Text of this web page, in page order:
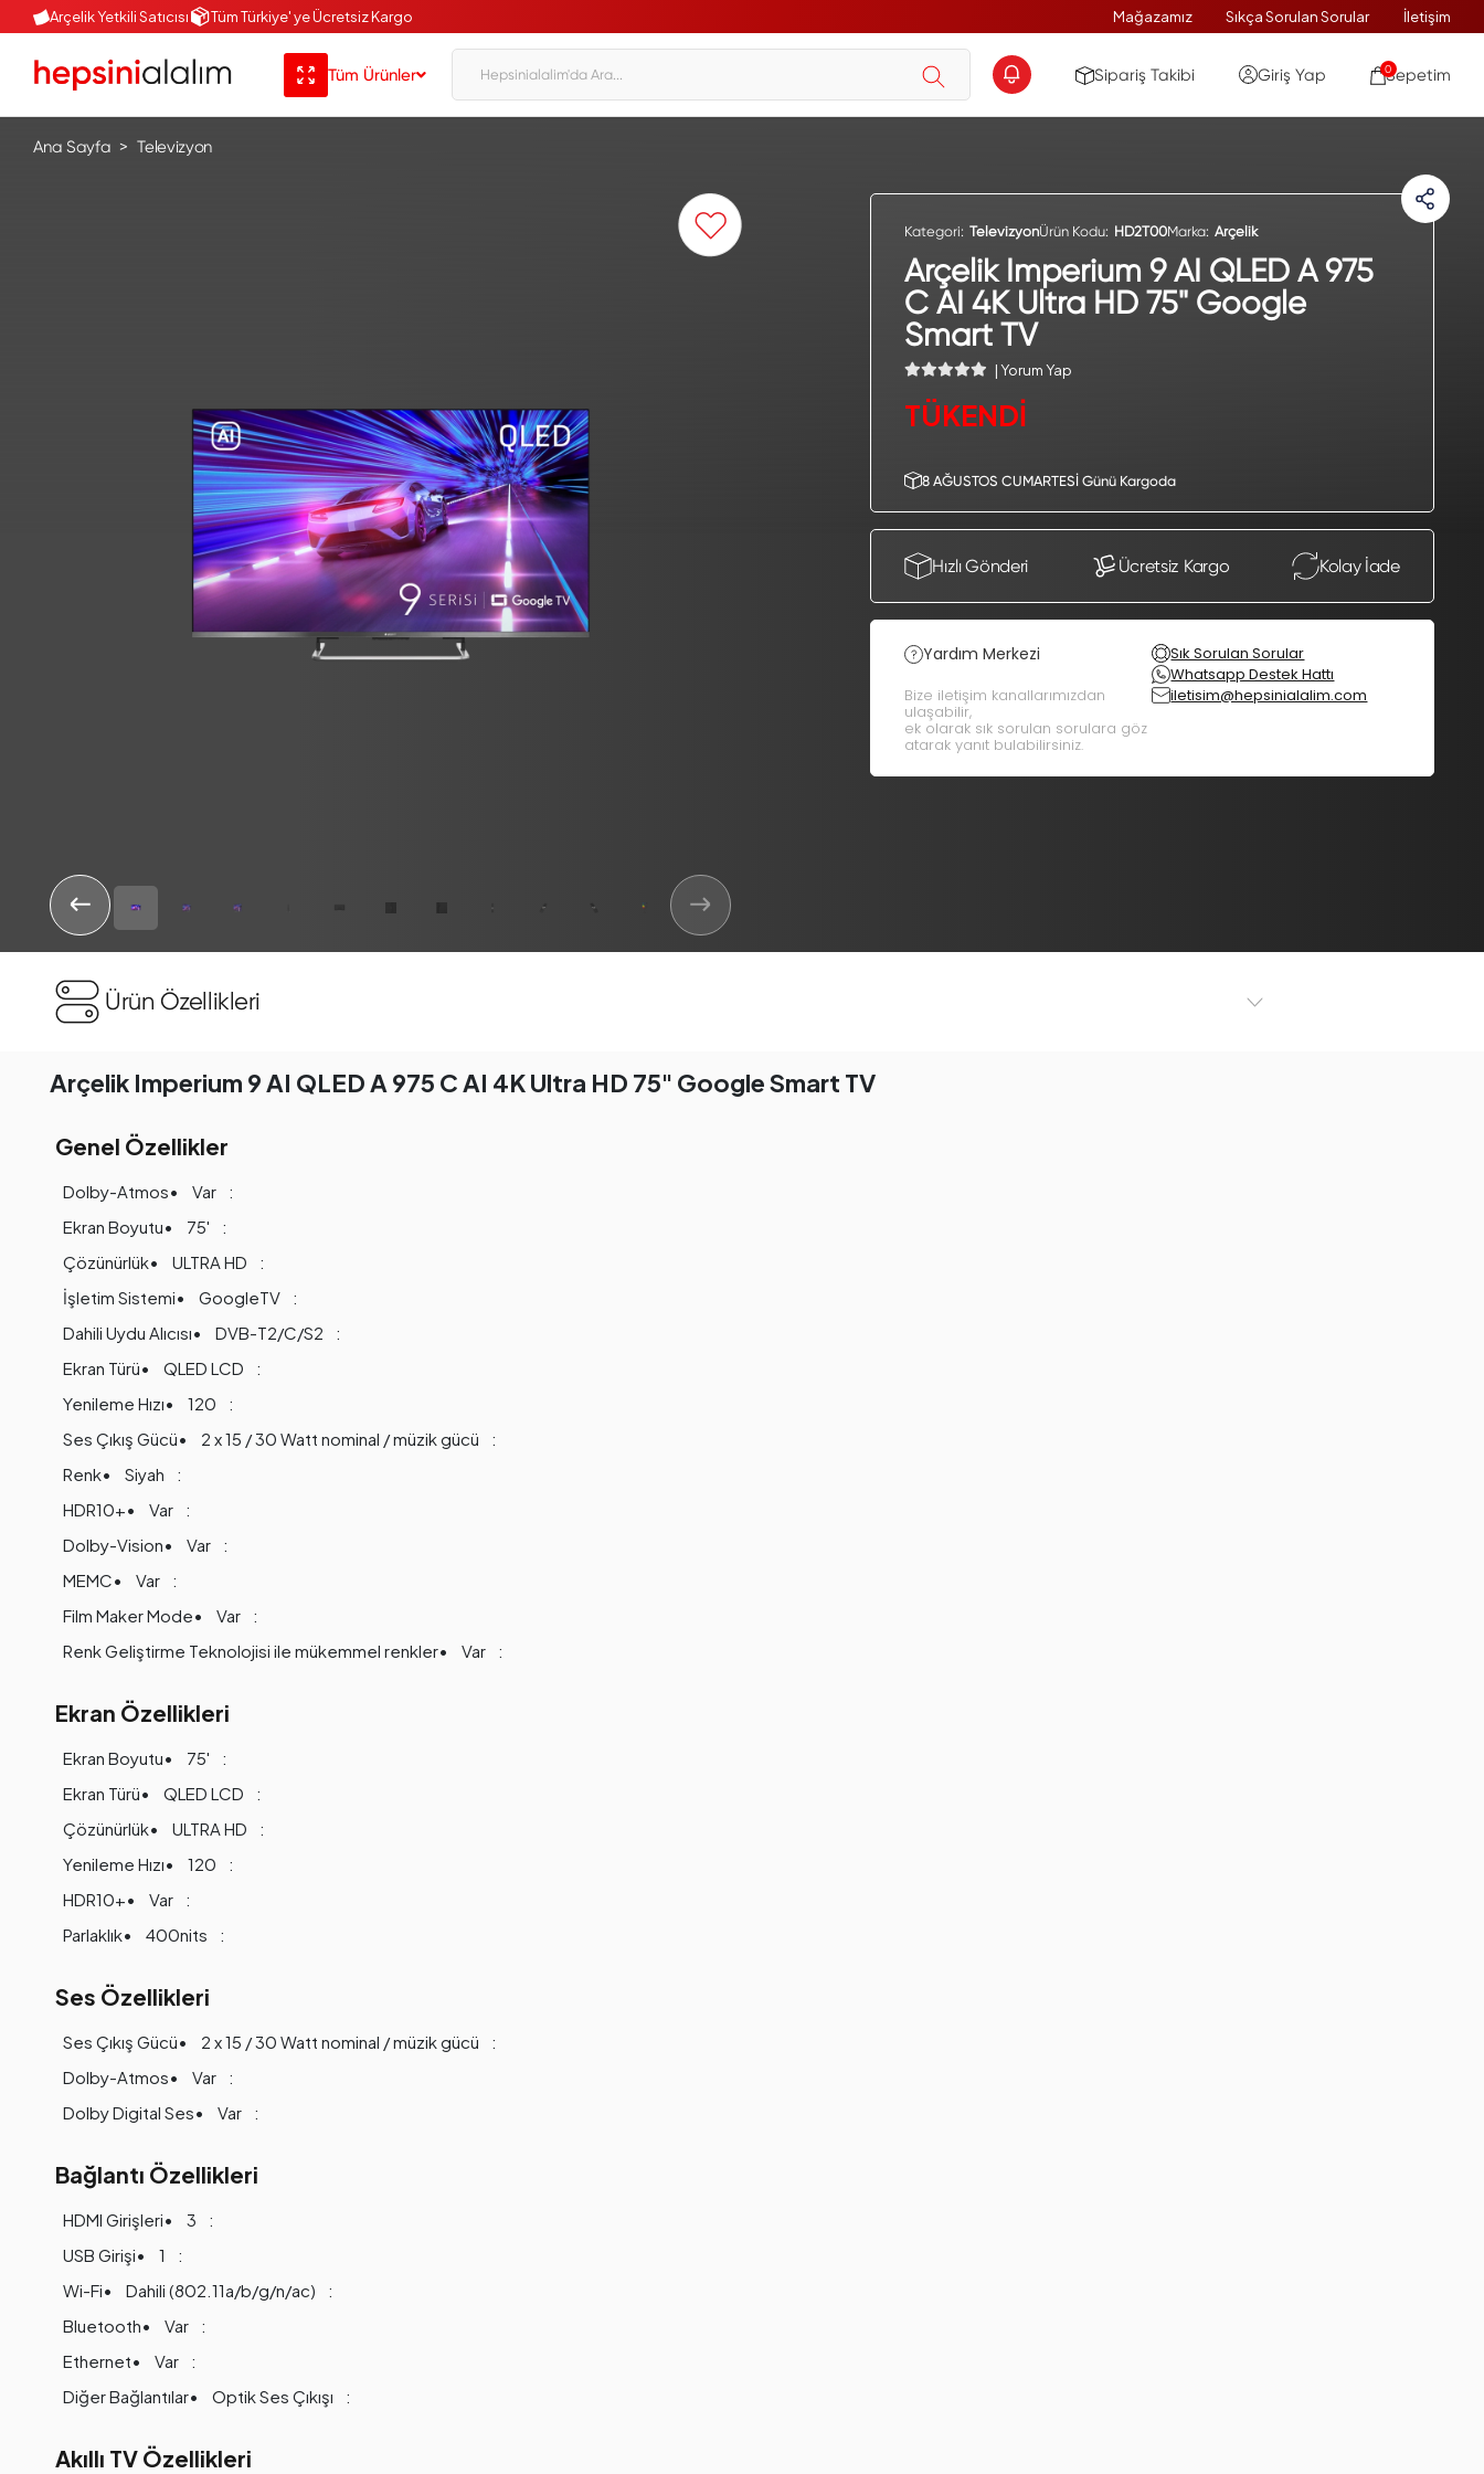
Arçelik Yetkili Satıcısı Tüm Türkiye' ye Ücretsiz Kargo Mağazamız Sıkça Sorulan Sorular İletişim
Tüm Ürünler Sipariş Takibi Giriş Yap 0
Sepetim
Ana Sayfa Televizyon
Kategori: TelevizyonÜrün Kodu: HD2T00Marka: Arçelik
Arçelik Imperium 9 AI QLED A 975
C AI 4K Ultra HD 75" Google
Smart TV
| Yorum Yap
TÜKENDİ
8 AĞUSTOS CUMARTESİ Günü Kargoda
Hızlı Gönderi Ücretsiz Kargo Kolay İade
Yardım Merkezi
Bize iletişim kanallarımızdan
ulaşabilir,
ek olarak sık sorulan sorulara göz
atarak yanıt bulabilirsiniz.
Sık Sorulan Sorular
Whatsapp Destek Hattı
iletisim@hepsinialalim.com
Ürün Özellikleri
Arçelik Imperium 9 AI QLED A 975 C AI 4K Ultra HD 75" Google Smart TV
Genel Özellikler
Dolby-Atmos
Var
Ekran Boyutu
75'
Çözünürlük
ULTRA HD
İşletim Sistemi
GoogleTV
Dahili Uydu Alıcısı
DVB-T2/C/S2
Ekran Türü
QLED LCD
Yenileme Hızı
120
Ses Çıkış Gücü
2 x 15 / 30 Watt nominal / müzik gücü
Renk
Siyah
HDR10+
Var
Dolby-Vision
Var
MEMC
Var
Film Maker Mode
Var
Renk Geliştirme Teknolojisi ile mükemmel renkler
Var
Ekran Özellikleri
Ekran Boyutu
75'
Ekran Türü
QLED LCD
Çözünürlük
ULTRA HD
Yenileme Hızı
120
HDR10+
Var
Parlaklık
400nits
Ses Özellikleri
Ses Çıkış Gücü
2 x 15 / 30 Watt nominal / müzik gücü
Dolby-Atmos
Var
Dolby Digital Ses
Var
Bağlantı Özellikleri
HDMI Girişleri
3
USB Girişi
1
Wi-Fi
Dahili (802.11a/b/g/n/ac)
Bluetooth
Var
Ethernet
Var
Diğer Bağlantılar
Optik Ses Çıkışı
Akıllı TV Özellikleri